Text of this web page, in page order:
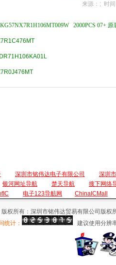
来源：; 时
2000PCS 07+ 原
深圳市铭伟达电子有限公司 深圳
银河网址导航 楚天导航 搜下网络
电子123导航网 ChinaICMall
版权所有：深圳市铭伟达贸易有限公司版权
统计：
建议使用分辨